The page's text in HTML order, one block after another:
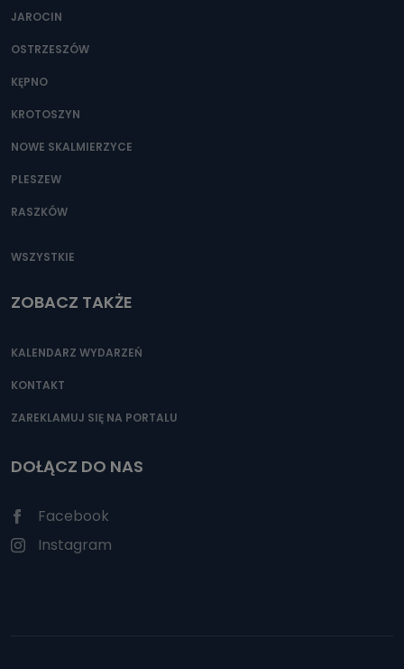
JAROCIN
OSTRZESZÓW
KĘPNO
KROTOSZYN
NOWE SKALMIERZYCE
PLESZEW
RASZKÓW
WSZYSTKIE
ZOBACZ TAKŻE
KALENDARZ WYDARZEŃ
KONTAKT
ZAREKLAMUJ SIĘ NA PORTALU
DOŁĄCZ DO NAS
Facebook
Instagram